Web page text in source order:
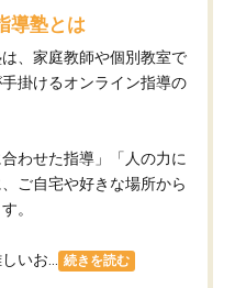
導塾とは
、家庭教師や個別教室で
掛けるオンライン指導の
わせた指導」「人の力に
ご自宅や好きな場所から
。
いお... 続きを読む